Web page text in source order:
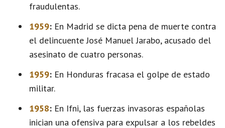
fraudulentas.
1959: En Madrid se dicta pena de muerte contra
el delincuente José Manuel Jarabo, acusado del
asesinato de cuatro personas.
1959: En Honduras fracasa el golpe de estado
militar.
1958: En Ifni, las fuerzas invasoras españolas
inician una ofensiva para expulsar a los rebeldes